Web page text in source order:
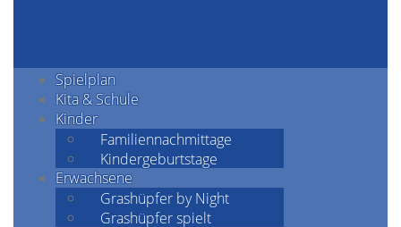
Spielplan
Kita & Schule
Kinder
Familiennachmittage
Kindergeburtstage
Erwachsene
Grashüpfer by Night
Grashüpfer spielt